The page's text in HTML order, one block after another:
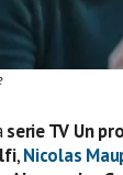
serie TV Un
,Nicolas